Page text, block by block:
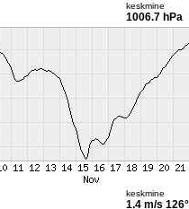
keskmine
1006.7 hPa
keskmine
1.4 m/s 126°